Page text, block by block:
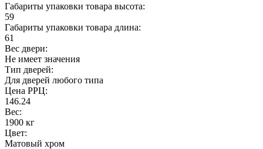
Габариты упаковки товара высота:
59
Габариты упаковки товара длина:
61
Вес двери:
Не имеет значения
Тип дверей:
Для дверей любого типа
Цена РРЦ:
146.24
Вес:
1900 кг
Цвет:
Матовый хром